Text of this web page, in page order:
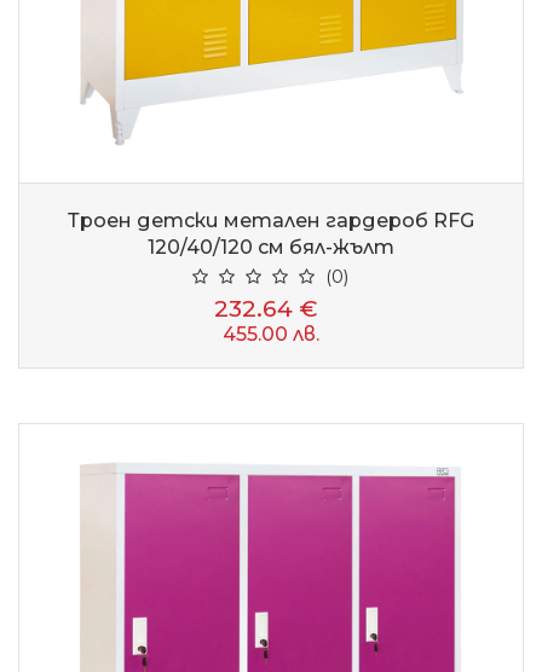
Троен детски метален гардероб RFG
120/40/120 см бял-жълт
(0)
232.64 €
455.00 лв.